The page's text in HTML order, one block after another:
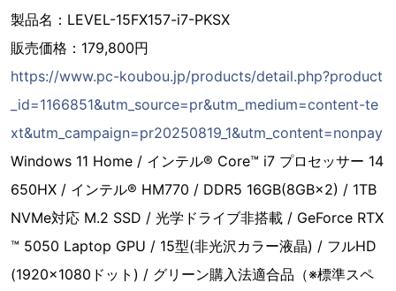
製品名：LEVEL-15FX157-i7-PKSX
販売価格：179,800円
https://www.pc-koubou.jp/products/detail.php?product
_id=1166851&utm_source=pr&utm_medium=content-te
xt&utm_campaign=pr20250819_1&utm_content=nonpay
Windows 11 Home / インテル® Core™ i7 プロセッサー 14
650HX / インテル® HM770 / DDR5 16GB(8GB×2) / 1TB
NVMe対応 M.2 SSD / 光学ドライブ非搭載 / GeForce RTX
™ 5050 Laptop GPU / 15型(非光沢カラー液晶) / フルHD
(1920×1080ドット) / グリーン購入法適合品（※標準スペ